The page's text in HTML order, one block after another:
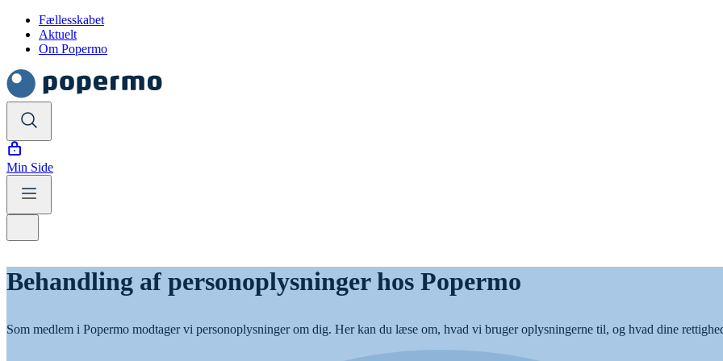
Fællesskabet
Aktuelt
Om Popermo
Min Side
Behandling af personoplysninger hos Popermo
Som medlem i Popermo modtager vi personoplysninger om dig. Her kan du læse om, hvad vi bruger oplysningerne til, og hvad dine